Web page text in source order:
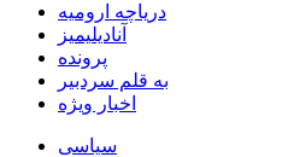
دریاچه ارومیه
آنادیلیمیز
پرونده
به قلم سردبیر
اخبار ویژه
سیاسی